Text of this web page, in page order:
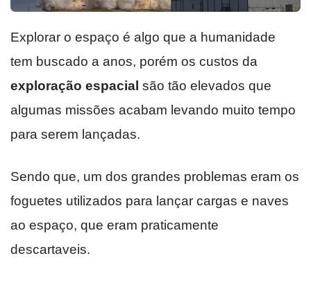
Explorar o espaço é algo que a humanidade
tem buscado a anos, porém os custos da
exploração espacial são tão elevados que
algumas missões acabam levando muito tempo
para serem lançadas.
Sendo que, um dos grandes problemas eram os
foguetes utilizados para lançar cargas e naves
ao espaço, que eram praticamente
descartaveis.